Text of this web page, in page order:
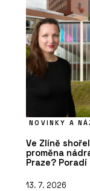
NOVINKY A
Ve Zlíně
proměna
Praze? Poradí
13. 7. 2026